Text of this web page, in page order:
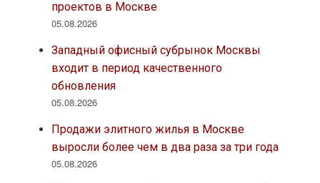
проектов в Москве
05.08.2026
Западный офисный субрынок Москвы
входит в период качественного
обновления
05.08.2026
Продажи элитного жилья в Москве
выросли более чем в два раза за три года
05.08.2026